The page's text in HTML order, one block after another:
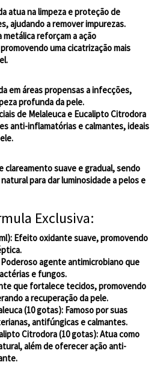
atua na limpeza e proteção de
ajudando a remover impurezas.
metálica reforçam a ação
uma cicatrização mais
em áreas propensas a infecções,
profunda da pele.
de Melaleuca e Eucalipto Citrodora
anti-inflamatórias e calmantes, ideais
clareamento suave e gradual, sendo
para dar luminosidade a pelos e
Exclusiva:
: Efeito oxidante suave, promovendo
agente antimicrobiano que
e fungos.
que fortalece tecidos, promovendo
a recuperação da pele.
(10 gotas): Famoso por suas
antifúngicas e calmantes.
Citrodora (10 gotas): Atua como
além de oferecer ação anti-